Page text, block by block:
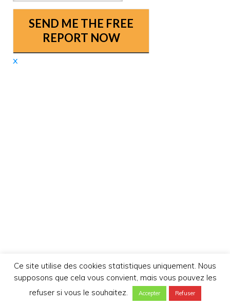
SEND ME THE FREE
REPORT NOW
x
Ce site utilise des cookies statistiques uniquement. Nous
supposons que cela vous convient, mais vous pouvez les
refuser si vous le souhaitez.
Accepter Refuser